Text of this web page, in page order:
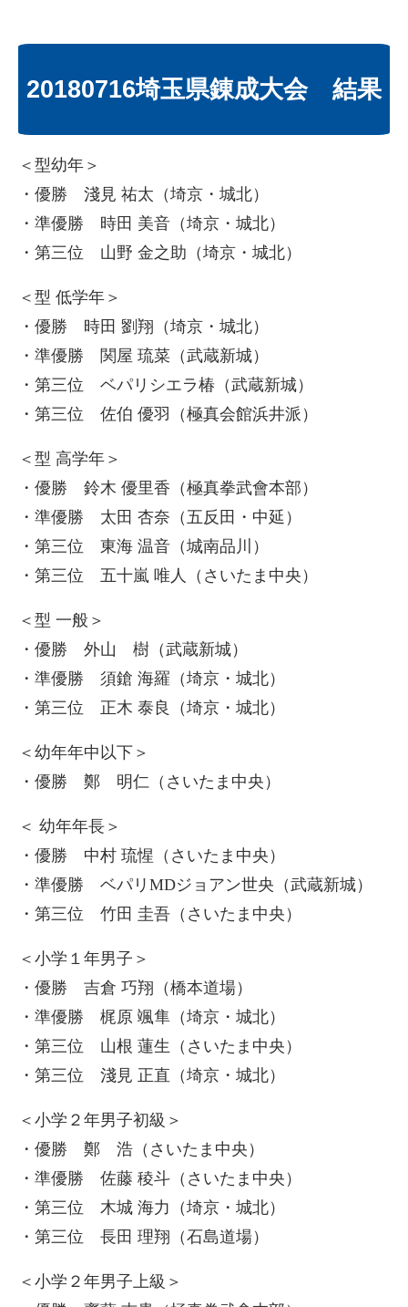
20180716埼玉県錬成大会 結果
＜型幼年＞
・優勝 淺見 祐太（埼京・城北）
・準優勝 時田 美音（埼京・城北）
・第三位 山野 金之助（埼京・城北）
＜型 低学年＞
・優勝 時田 劉翔（埼京・城北）
・準優勝 関屋 琉菜（武蔵新城）
・第三位 ベパリシエラ椿（武蔵新城）
・第三位 佐伯 優羽（極真会館浜井派）
＜型 高学年＞
・優勝 鈴木 優里香（極真拳武會本部）
・準優勝 太田 杏奈（五反田・中延）
・第三位 東海 温音（城南品川）
・第三位 五十嵐 唯人（さいたま中央）
＜型 一般＞
・優勝 外山 樹（武蔵新城）
・準優勝 須鎗 海羅（埼京・城北）
・第三位 正木 泰良（埼京・城北）
＜幼年年中以下＞
・優勝 鄭 明仁（さいたま中央）
＜ 幼年年長＞
・優勝 中村 琉惺（さいたま中央）
・準優勝 ベパリMDジョアン世央（武蔵新城）
・第三位 竹田 圭吾（さいたま中央）
＜小学１年男子＞
・優勝 吉倉 巧翔（橋本道場）
・準優勝 梶原 颯隼（埼京・城北）
・第三位 山根 蓮生（さいたま中央）
・第三位 淺見 正直（埼京・城北）
＜小学２年男子初級＞
・優勝 鄭 浩（さいたま中央）
・準優勝 佐藤 稜斗（さいたま中央）
・第三位 木城 海力（埼京・城北）
・第三位 長田 理翔（石島道場）
＜小学２年男子上級＞